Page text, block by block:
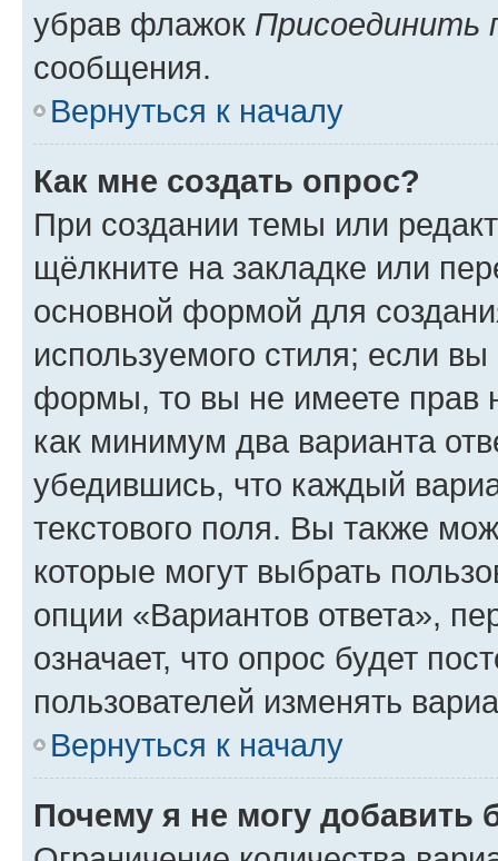
убрав флажок Присоединить
сообщения.
Вернуться к началу
Как мне создать опрос?
При создании темы или
щёлкните на закладке или
основной формой для
используемого стиля; если
формы, то вы не имеете прав
как минимум два варианта
убедившись, что каждый
текстового поля. Вы также
которые могут выбрать
опции «Вариантов ответа»,
означает, что опрос будет
пользователей изменять
Вернуться к началу
Почему я не могу добавить